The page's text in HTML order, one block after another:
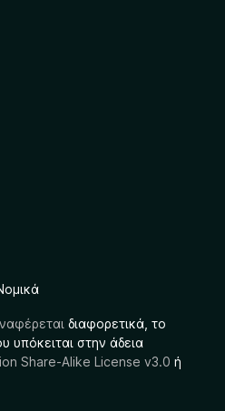
διαφορετικά, το
υπόκειται στην άδεια
Share-Alike License v3.0 ή